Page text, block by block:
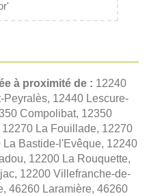
à proximité de : 12240
Peyralès, 12440 Lescure-
Compolibat, 12350
La Fouillade, 12270
Bastide-l'Evêque, 12240
12200 La Rouquette,
12200 Villefranche-de-
46260 Laramière, 46260